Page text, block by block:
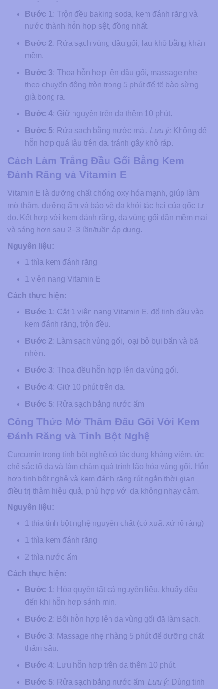
Bước 1: Trộn đều baking soda, kem đánh răng và
nước thành hỗn hợp sệt, đồng nhất.
Bước 2: Rửa sạch vùng đầu gối, lau khô bằng khăn
mềm.
Bước 3: Thoa hỗn hợp lên đầu gối, massage nhẹ
theo chuyển động tròn trong 5 phút để tế bào sừng
già bong ra.
Bước 4: Giữ nguyên trên da thêm 10 phút.
Bước 5: Rửa sạch bằng nước mát. Lưu ý:Không để
hỗn hợp quá lâu trên da, tránh gây khô ráp.
Cách Làm Trắng Đầu Gối Bằng Kem
Đánh Răng và Vitamin E
Vitamin E là dưỡng chất chống oxy hóa mạnh, giúp làm
mờ thâm, dưỡng ẩm và bảo vệ da khỏi tác hại của gốc tự
do. Kết hợp với kem đánh răng, da vùng gối dần mềm mại
và sáng hơn sau 2–3 lần/tuần áp dụng.
Nguyên liệu:
1 thìa kem đánh răng
1 viên nang Vitamin E
Cách thực hiện:
Bước 1: Cắt 1 viên nang Vitamin E, đổ tinh dầu vào
kem đánh răng, trộn đều.
Bước 2: Làm sạch vùng gối, loại bỏ bụi bẩn và bã
nhờn.
Bước 3: Thoa đều hỗn hợp lên da vùng gối.
Bước 4: Giữ 10 phút trên da.
Bước 5: Rửa sạch bằng nước ấm.
Công Thức Mờ Thâm Đầu Gối Với Kem
Đánh Răng và Tinh Bột Nghệ
Curcumin trong tinh bột nghệ có tác dụng kháng viêm, ức
chế sắc tố da và làm chậm quá trình lão hóa vùng gối. Hỗn
hợp tinh bột nghệ và kem đánh răng rút ngắn thời gian
điều trị thâm hiệu quả, phù hợp với da không nhạy cảm.
Nguyên liệu:
1 thìa tinh bột nghệ nguyên chất (có xuất xứ rõ ràng)
1 thìa kem đánh răng
2 thìa nước ấm
Cách thực hiện:
Bước 1: Hòa quyện tất cả nguyên liệu, khuấy đều
đến khi hỗn hợp sánh mịn.
Bước 2: Bôi hỗn hợp lên da vùng gối đã làm sạch.
Bước 3: Massage nhẹ nhàng 5 phút để dưỡng chất
thấm sâu.
Bước 4: Lưu hỗn hợp trên da thêm 10 phút.
Bước 5: Rửa sạch bằng nước ấm. Lưu ý:Dùng tinh